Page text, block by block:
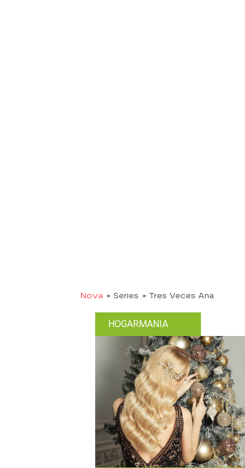
Nova » Series » Tres Veces Ana
HOGARMANIA